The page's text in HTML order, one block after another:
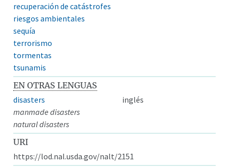
recuperación de catástrofes
riesgos ambientales
sequía
terrorismo
tormentas
tsunamis
EN OTRAS LENGUAS
disasters
inglés
manmade disasters
natural disasters
URI
https://lod.nal.usda.gov/nalt/2151